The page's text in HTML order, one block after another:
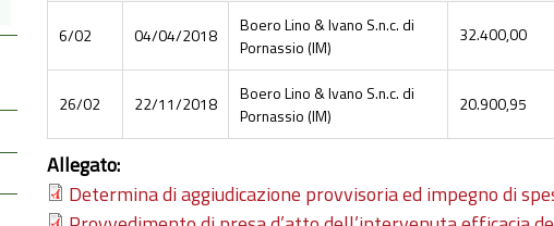
6/02 04/04/2018
Boero Lino & Ivano S.n.c. di
Pornassio (IM)
32.400,00
26/02 22/11/2018
Boero Lino & Ivano S.n.c. di
Pornassio (IM)
20.900,95
Allegato:
Determina di aggiudicazione provvisoria ed impegno di